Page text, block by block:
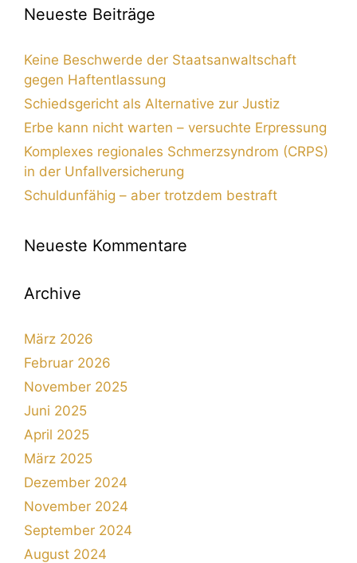
Neueste Beiträge
Keine Beschwerde der Staatsanwaltschaft
gegen Haftentlassung
Schiedsgericht als Alternative zur Justiz
Erbe kann nicht warten – versuchte Erpressung
Komplexes regionales Schmerzsyndrom (CRPS)
in der Unfallversicherung
Schuldunfähig – aber trotzdem bestraft
Neueste Kommentare
Archive
März 2026
Februar 2026
November 2025
Juni 2025
April 2025
März 2025
Dezember 2024
November 2024
September 2024
August 2024